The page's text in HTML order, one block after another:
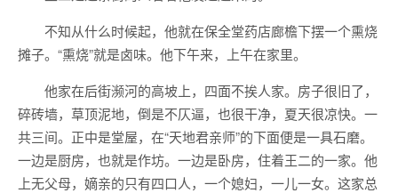
不知从什么时候起，他就在保全堂药店廊檐下摆一个熏烧
摊子。“熏烧”就是卤味。他下午来，上午在家里。
他家在后街濒河的高坡上，四面不挨人家。房子很旧了，
碎砖墙，草顶泥地，倒是不仄逼，也很干净，夏天很凉快。一
共三间。正中是堂屋，在“天地君亲师”的下面便是一具石磨。
一边是厨房，也就是作坊。一边是卧房，住着王二的一家。他
上无父母，嫡亲的只有四口人，一个媳妇，一儿一女。这家总